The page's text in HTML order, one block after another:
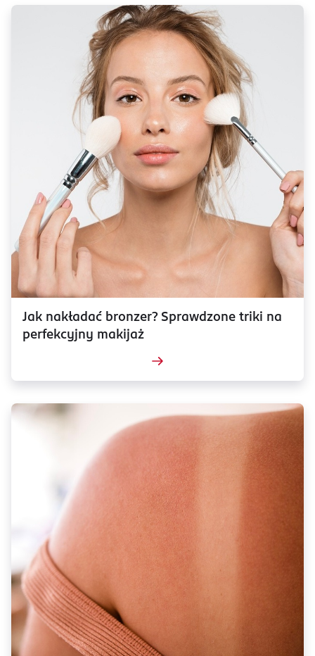
Jak nakładać bronzer? Sprawdzone triki na
perfekcyjny makijaż